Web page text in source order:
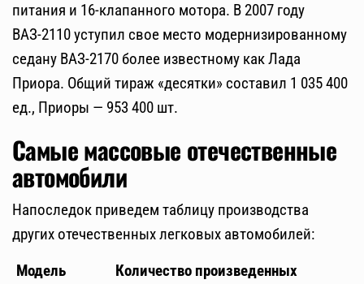
питания и 16-клапанного мотора. В 2007 году
ВАЗ-2110 уступил свое место модернизированному
седану ВАЗ-2170 более известному как Лада
Приора. Общий тираж «десятки» составил 1 035 400
ед., Приоры — 953 400 шт.
Самые массовые отечественные
автомобили
Напоследок приведем таблицу производства
других отечественных легковых автомобилей:
Модель
Количество произведенных